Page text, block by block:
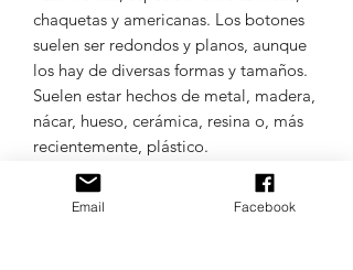
chaquetas y americanas. Los botones
suelen ser redondos y planos, aunque
los hay de diversas formas y tamaños.
Suelen estar hechos de metal, madera,
nácar, hueso, cerámica, resina o, más
recientemente, plástico.
Colores de las muestras aleatorios.
Email Facebook